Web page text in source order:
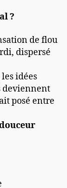
?
de flou
dispersé
idées
deviennent
posé entre